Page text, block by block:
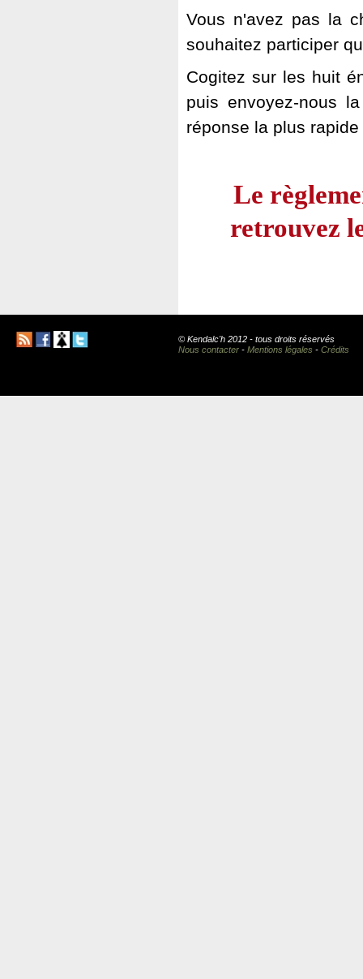
Vous n'avez pas la
souhaitez participer
Cogitez sur les huit
puis envoyez-nous
réponse la plus
Le
retrouvez
© Kendalc'h 2012 - tous droits réservés
Nous contacter - Mentions légales - Crédits